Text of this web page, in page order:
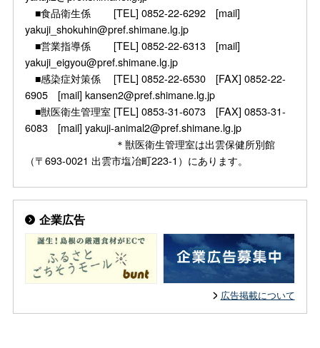
■食品衛生係 [TEL] 0852-22-6292 [mail]
yakuji_shokuhin@pref.shimane.lg.jp
■営業指導係 [TEL] 0852-22-6313 [mail]
yakuji_eigyou@pref.shimane.lg.jp
■感染症対策係 [TEL] 0852-22-6530 [FAX] 0852-22-
6905 [mail] kansen2@pref.shimane.lg.jp
■獣医衛生管理室 [TEL] 0853-31-6073 [FAX] 0853-31-
6083 [mail] yakuji-animal2@pref.shimane.lg.jp
＊獣医衛生管理室は出雲保健所別館
（〒693-0021 出雲市塩冶町223-1）にあります。
企業広告
広告掲載について